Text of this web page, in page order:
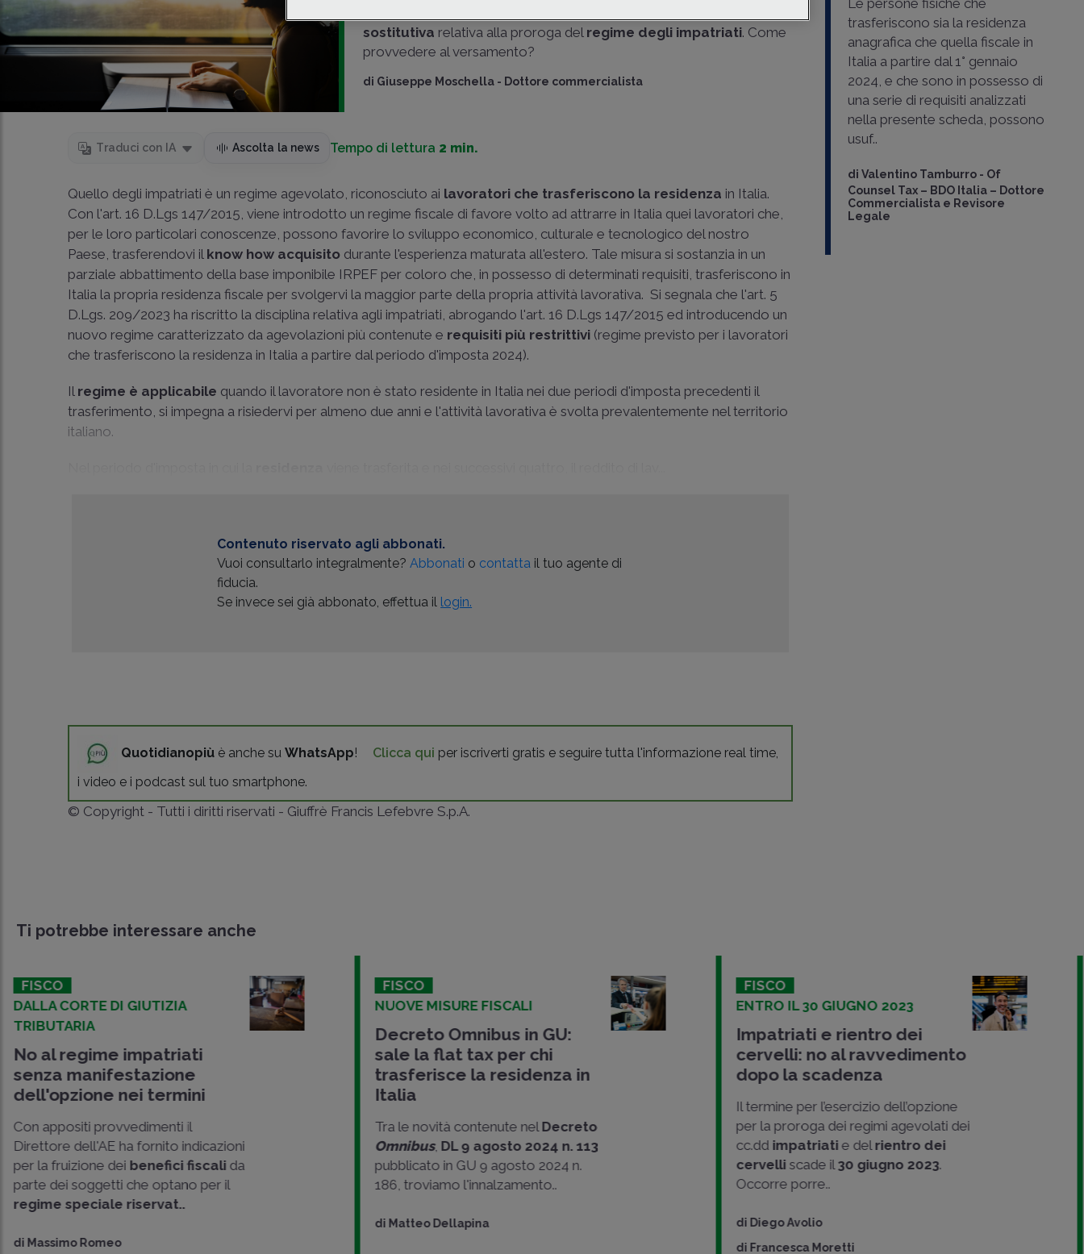
sostitutiva relativa alla proroga del regime degli impatriati. Come
provvedere al versamento?
di Giuseppe Moschella - Dottore commercialista
Traduci con IA Ascolta la news Tempo di lettura 2 min.
Quello degli impatriati è un regime agevolato, riconosciuto ai lavoratori che trasferiscono la residenza in Italia.
Con l'art. 16 D.Lgs 147/2015, viene introdotto un regime fiscale di favore volto ad attrarre in Italia quei lavoratori che,
per le loro particolari conoscenze, possono favorire lo sviluppo economico, culturale e tecnologico del nostro
Paese, trasferendovi il know how acquisito durante l'esperienza maturata all'estero. Tale misura si sostanzia in un
parziale abbattimento della base imponibile IRPEF per coloro che, in possesso di determinati requisiti, trasferiscono in
Italia la propria residenza fiscale per svolgervi la maggior parte della propria attività lavorativa. Si segnala che l'art. 5
D.Lgs. 209/2023 ha riscritto la disciplina relativa agli impatriati, abrogando l'art. 16 D.Lgs 147/2015 ed introducendo un
nuovo regime caratterizzato da agevolazioni più contenute e requisiti più restrittivi (regime previsto per i lavoratori
che trasferiscono la residenza in Italia a partire dal periodo d'imposta 2024).
Il regime è applicabile quando il lavoratore non è stato residente in Italia nei due periodi d'imposta precedenti il
trasferimento, si impegna a risiedervi per almeno due anni e l'attività lavorativa è svolta prevalentemente nel territorio
italiano.
Contenuto riservato agli abbonati.
Vuoi consultarlo integralmente?Abbonati o contatta il tuo agente di
fiducia.
Se invece sei già abbonato, effettua il login.
Quotidianopiù è anche suWhatsApp! Clicca qui per iscriverti gratis e seguire tutta l'informazione real time,
i video e i podcast sul tuo smartphone.
© Copyright - Tutti i diritti riservati - Giuffrè Francis Lefebvre S.p.A.
Le persone fisiche che
trasferiscono sia la residenza
anagrafica che quella fiscale in
Italia a partire dal 1° gennaio
2024, e che sono in possesso di
una serie di requisiti analizzati
nella presente scheda, possono
usuf..
di Valentino Tamburro - Of
Counsel Tax – BDO Italia – Dottore
Commercialista e Revisore
Legale
Ti potrebbe interessare anche
FISCO
NUOVE MISURE FISCALI
Decreto Omnibus in GU:
sale la flat tax per chi
trasferisce la residenza in
Italia
Tra le novità contenute nel Decreto
Omnibus,DL 9 agosto 2024 n. 113
pubblicato in GU 9 agosto 2024 n.
186, troviamo l'innalzamento..
FISCO
ENTRO IL 30 GIUGNO 2023
Impatriati e rientro dei
cervelli: no al ravvedimento
dopo la scadenza
Il termine per l’esercizio dell’opzione
per la proroga dei regimi agevolati dei
cc.ddimpatriatie delrientro dei
cervelliscade il30 giugno 2023
Occorre porre..
diDiego Avolio
FISCO
DALLA CORTE DI GIUSTIZIA
TRIBUTARIA
Sì al regime impatriati anche
senza collegamento
Il fatto che tra l'ingressoe la
conseguentestabile permanenza
nel territorio nazionalee la
percezione dei
diMassimo Romeo